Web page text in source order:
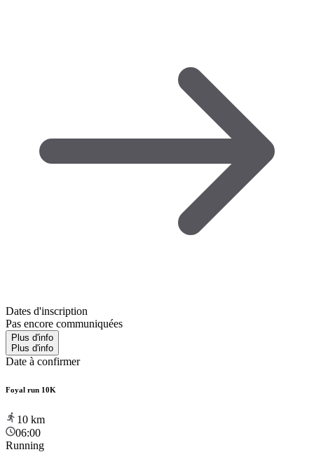
Dates d'inscription
Pas encore communiquées
Plus d'info
Plus d'info
Date à confirmer
Foyal run 10K
10 km
06:00
Running